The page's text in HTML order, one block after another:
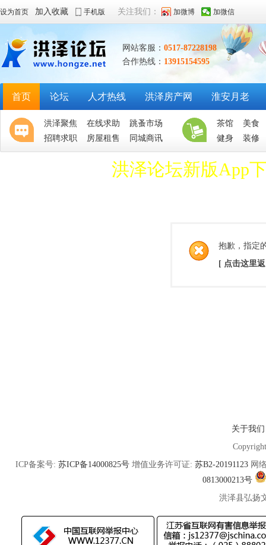
设为首页 加入收藏 手机版 关注我们： 加微博 加微信
网站客服： 0517-87228198
合作热线： 13915154595
首页 论坛 人才热线 洪泽房产网 淮安月老
洪泽聚焦 在线求助
跳蚤市场
招聘求职
房屋租售 同城商讯
茶馆
美食
健身
装修
洪泽论坛新版App
抱歉，指定
[ 点击这里
关于我们
ICP备案号: 苏ICP备14000825号 增值业务许可证: 苏B2-20191123 网
0813000213号
洪泽县弘扬